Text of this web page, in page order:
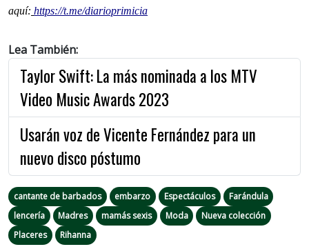
aquí: https://t.me/diarioprimicia
Lea También:
Taylor Swift: La más nominada a los MTV
Video Music Awards 2023
Usarán voz de Vicente Fernández para un
nuevo disco póstumo
cantante de barbados embarzo Espectáculos
Farándula
lencería
Madres mamás sexis Moda
Nueva colección
Placeres
Rihanna